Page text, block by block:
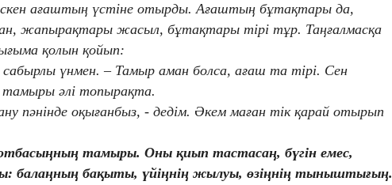
ағаштың үстіне отырды. Ағаштың бұтақтары да,
жапырақтары жасыл, бұтақтары тірі тұр. Таңғалмасқа
қолын қойып:
сабырлы үнмен. – Тамыр аман болса, ағаш та тірі. Сен
әлі топырақта.
пәнінде оқығанбыз, - дедім. Әкем маған тік қарай отырып
отбасыңның тамыры. Оны қиып тастасаң, бүгін емес,
балаңның бақыты, үйіңнің жылуы, өзіңнің тыныштығың.